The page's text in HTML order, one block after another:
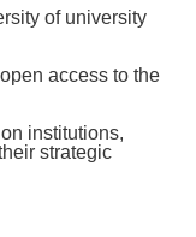
of university
access to the
institutions,
strategic